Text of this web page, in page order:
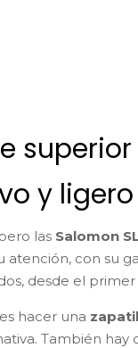
superior
y ligero
las Salomon
atención, con su
desde el
hacer una
También hay